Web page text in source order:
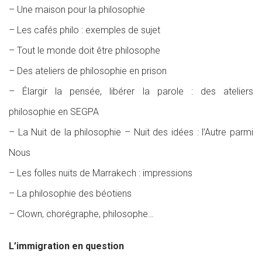
– Une maison pour la philosophie
– Les cafés philo : exemples de sujet
– Tout le monde doit être philosophe
– Des ateliers de philosophie en prison
– Élargir la pensée, libérer la parole : des ateliers
philosophie en SEGPA
– La Nuit de la philosophie – Nuit des idées : l’Autre parmi
Nous
– Les folles nuits de Marrakech : impressions
– La philosophie des béotiens
– Clown, chorégraphe, philosophe…
L’immigration en question